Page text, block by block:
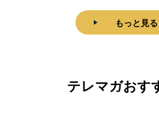
もっと見る
テレマガおす